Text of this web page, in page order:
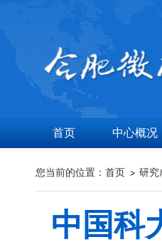
首页 中心概况
您当前的位置： 首页 研究
中国科